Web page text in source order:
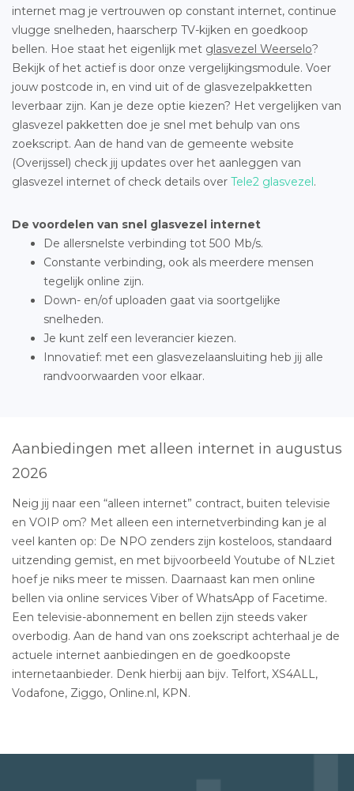
internet mag je vertrouwen op constant internet, continue
vlugge snelheden, haarscherp TV-kijken en goedkoop
bellen. Hoe staat het eigenlijk met glasvezel Weerselo?
Bekijk of het actief is door onze vergelijkingsmodule. Voer
jouw postcode in, en vind uit of de glasvezelpakketten
leverbaar zijn. Kan je deze optie kiezen? Het vergelijken van
glasvezel pakketten doe je snel met behulp van ons
zoekscript. Aan de hand van de gemeente website
(Overijssel) check jij updates over het aanleggen van
glasvezel internet of check details over Tele2 glasvezel.
De voordelen van snel glasvezel internet
De allersnelste verbinding tot 500 Mb/s.
Constante verbinding, ook als meerdere mensen
tegelijk online zijn.
Down- en/of uploaden gaat via soortgelijke
snelheden.
Je kunt zelf een leverancier kiezen.
Innovatief: met een glasvezelaansluiting heb jij alle
randvoorwaarden voor elkaar.
Aanbiedingen met alleen internet in augustus
2026
Neig jij naar een “alleen internet” contract, buiten televisie
en VOIP om? Met alleen een internetverbinding kan je al
veel kanten op: De NPO zenders zijn kosteloos, standaard
uitzending gemist, en met bijvoorbeeld Youtube of NLziet
hoef je niks meer te missen. Daarnaast kan men online
bellen via online services Viber of WhatsApp of Facetime.
Een televisie-abonnement en bellen zijn steeds vaker
overbodig. Aan de hand van ons zoekscript achterhaal je de
actuele internet aanbiedingen en de goedkoopste
internetaanbieder. Denk hierbij aan bijv. Telfort, XS4ALL,
Vodafone, Ziggo, Online.nl, KPN.